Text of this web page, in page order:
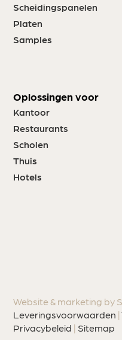
Scheidingspanelen
Platen
Samples
Oplossingen voor
Kantoor
Restaurants
Scholen
Thuis
Hotels
Website & marketing by
Leveringsvoorwaarden |
Privacybeleid | Sitemap